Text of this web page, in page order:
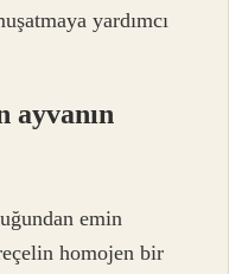
yardımcı
ayvanın
emin
homojen bir